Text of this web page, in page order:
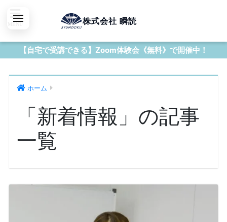
株式会社 瞬読
【自宅で受講できる】Zoom体験会《無料》で開催中！
ホーム
「新着情報」の記事
一覧